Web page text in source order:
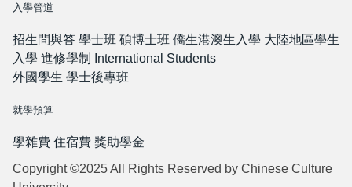
入學管道
招生問與答 學士班 碩博士班 僑生港澳生入學 大陸地區學生
入學 進修學制
International Students
外國學生 學士後專班
就學預算
學雜費 住宿費 獎助學金
Copyright ©2025 All Rights Reserved by Chinese Culture